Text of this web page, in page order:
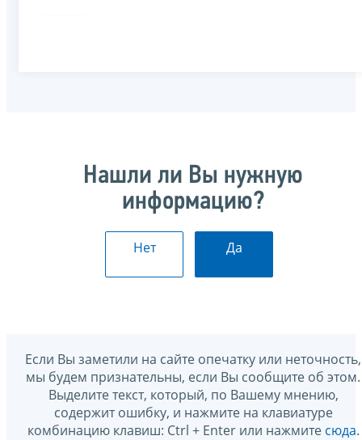
Нашли ли Вы нужную
информацию?
Нет Да
Если Вы заметили на сайте опечатку или неточность,
мы будем признательны, если Вы сообщите об этом.
Выделите текст, который, по Вашему мнению,
содержит ошибку, и нажмите на клавиатуре
комбинацию клавиш: Ctrl + Enter или нажмите сюда.